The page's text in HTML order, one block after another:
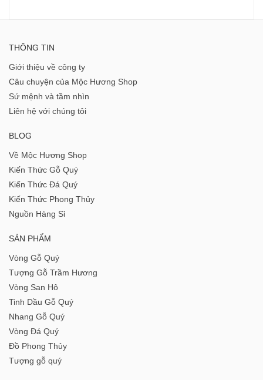
THÔNG TIN
Giới thiệu về công ty
Câu chuyện của Mộc Hương Shop
Sứ mệnh và tầm nhìn
Liên hệ với chúng tôi
BLOG
Về Mộc Hương Shop
Kiến Thức Gỗ Quý
Kiến Thức Đá Quý
Kiến Thức Phong Thủy
Nguồn Hàng Sỉ
SẢN PHẨM
Vòng Gỗ Quý
Tượng Gỗ Trầm Hương
Vòng San Hô
Tinh Dầu Gỗ Quý
Nhang Gỗ Quý
Vòng Đá Quý
Đồ Phong Thủy
Tượng gỗ quý